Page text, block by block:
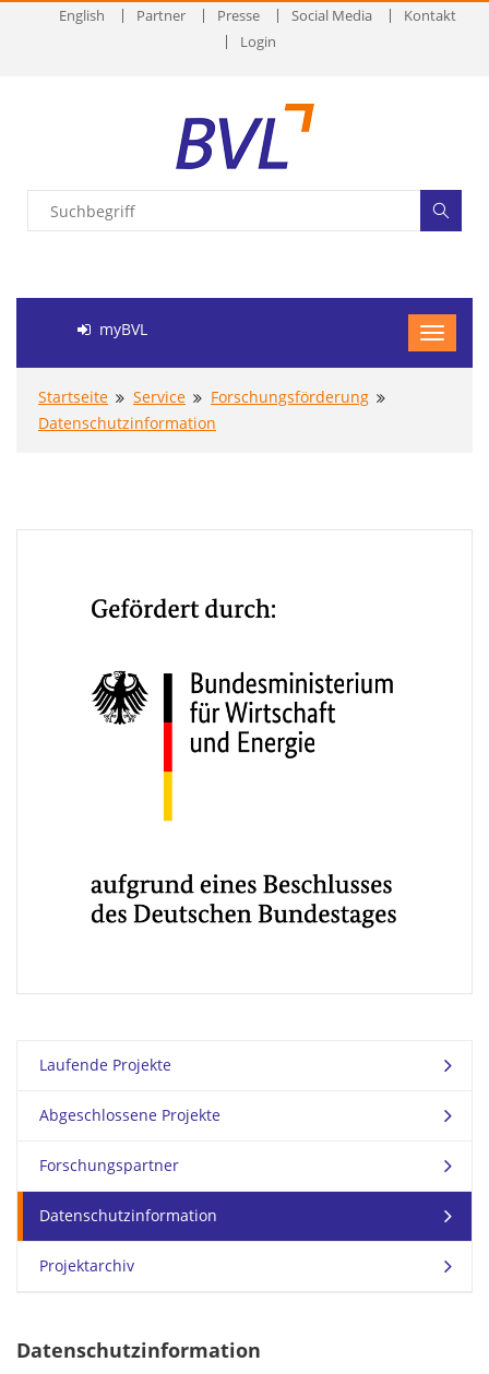
English Partner Presse Social Media
Kontakt
Login
myBVL
Startseite Service
Forschungsförderung
Datenschutzinformation
Laufende Projekte
Abgeschlossene Projekte
Forschungspartner
Datenschutzinformation
Projektarchiv
Datenschutzinformation